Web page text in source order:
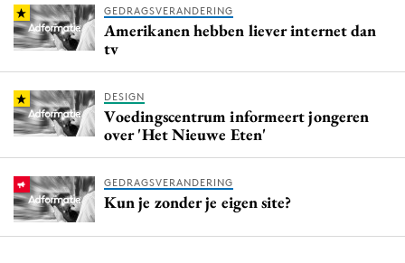
GEDRAGSVERANDERING
Amerikanen hebben liever internet dan
tv
DESIGN
Voedingscentrum informeert jongeren
over 'Het Nieuwe Eten'
GEDRAGSVERANDERING
Kun je zonder je eigen site?